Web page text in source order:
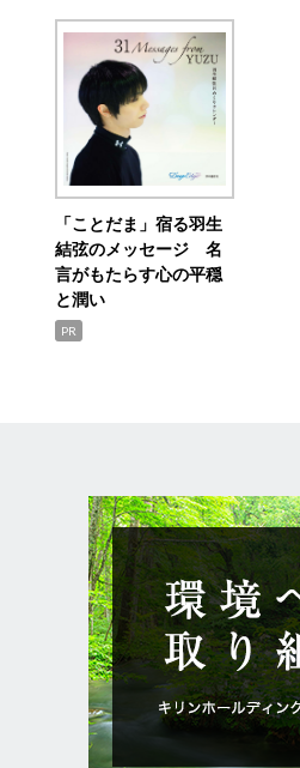
「ことだま」宿る羽生
結弦のメッセージ 名
言がもたらす心の平穏
と潤い
PR